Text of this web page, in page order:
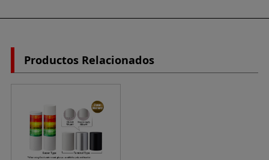
Productos Relacionados